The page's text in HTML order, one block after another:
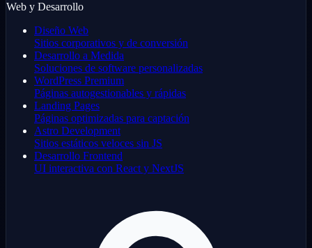
Web y Desarrollo
Diseño Web
Sitios corporativos y de conversión
Desarrollo a Medida
Soluciones de software personalizadas
WordPress Premium
Páginas autogestionables y rápidas
Landing Pages
Páginas optimizadas para captación
Astro Development
Sitios estáticos veloces sin JS
Desarrollo Frontend
UI interactiva con React y NextJS